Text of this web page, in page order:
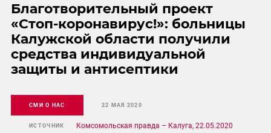
Благотворительный проект
«Стоп-коронавирус!»: больницы
Калужской области получили
средства индивидуальной
защиты и антисептики
СМИ О НАС 22 МАЯ 2020
ИСТОЧНИК Комсомольская правда – Калуга, 22.05.2020